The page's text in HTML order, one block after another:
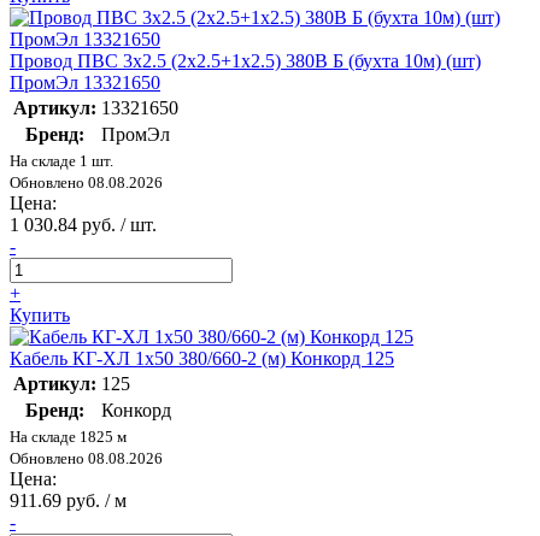
Провод ПВС 3х2.5 (2х2.5+1х2.5) 380В Б (бухта 10м) (шт)
ПромЭл 13321650
Артикул: 13321650
Бренд:
ПромЭл
На складе 1 шт.
Обновлено 08.08.2026
Цена:
1 030.84 руб. / шт.
-
+
Купить
Кабель КГ-ХЛ 1х50 380/660-2 (м) Конкорд 125
Артикул: 125
Бренд:
Конкорд
На складе 1825 м
Обновлено 08.08.2026
Цена:
911.69 руб. / м
-